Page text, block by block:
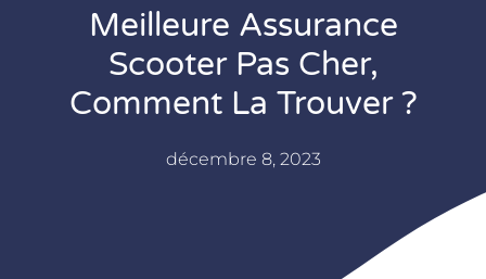
Meilleure Assurance
Scooter Pas Cher,
Comment La Trouver ?
décembre 8, 2023